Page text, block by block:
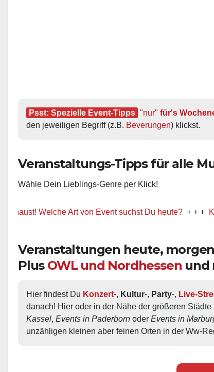
Psst: Spezielle Event-Tipps "nur" für's
den jeweiligen Begriff (z.B. Beverungen) klickst.
Veranstaltungs-Tipps für alle
Wähle Dein Lieblings-Genre per Klick!
Welche Art von Event suchst Du heute? + + + Kino /
Veranstaltungen heute,
Plus OWL und Nordhessen und
Hier findest Du Konzert Kultur Party Live-
danach! Hier oder in der Nähe der größeren
Kassel Events in Paderborn oder Events in
unzähligen kleinen aber feinen Orten in der Ww-